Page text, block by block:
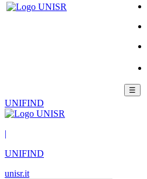
☰
UNIFIND
|
UNIFIND
unisr.it